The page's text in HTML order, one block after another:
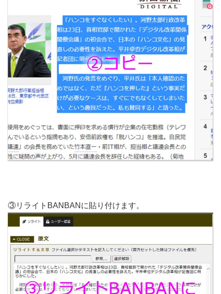
③リライトBANBANに貼り付けます。